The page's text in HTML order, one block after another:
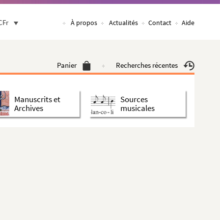
À propos Actualités Contact Aide
Panier Recherches récentes
Manuscrits et
Archives
Sources
musicales